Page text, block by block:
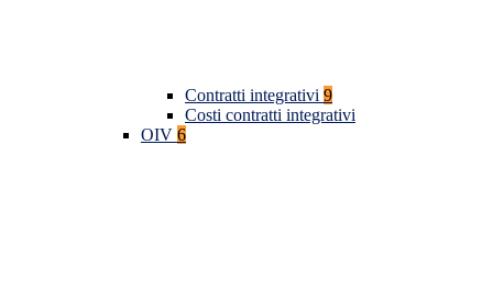
Contratti integrativi 9
Costi contratti integrativi
OIV 6